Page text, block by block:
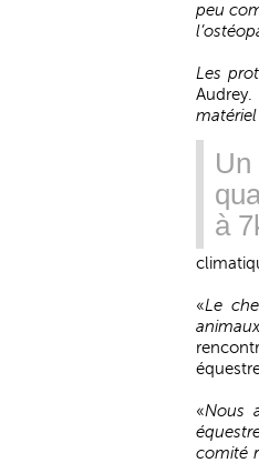
peu
Les
Audrey.
Un
à
«Le
«Nous
comité